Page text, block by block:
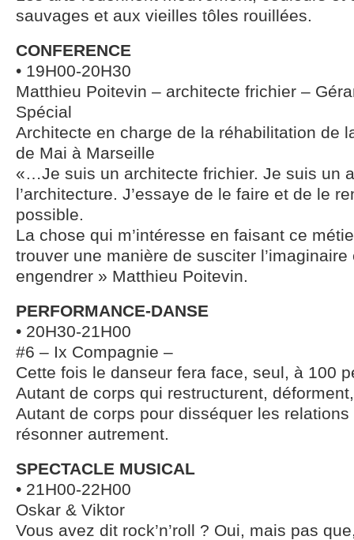
sauvages et aux vieilles tôles rouillées.
CONFERENCE
• 19H00-20H30
Matthieu Poitevin – architecte frichier –
Spécial
Architecte en charge de la réhabilitation de
de Mai à Marseille
«…Je suis un architecte frichier. Je suis un
l’architecture. J’essaye de le faire et de le
possible.
La chose qui m’intéresse en faisant ce
trouver une manière de susciter l’imaginaire
engendrer » Matthieu Poitevin.
PERFORMANCE-DANSE
• 20H30-21H00
#6 – Ix Compagnie –
Cette fois le danseur fera face, seul, à 100
Autant de corps qui restructurent,
Autant de corps pour disséquer les
résonner autrement.
SPECTACLE MUSICAL
• 21H00-22H00
Oskar & Viktor
Vous avez dit rock’n’roll ? Oui, mais pas